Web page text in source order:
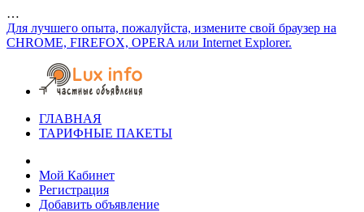
…
Для лучшего опыта, пожалуйста, измените свой браузер на
CHROME, FIREFOX, OPERA или Internet Explorer.
ГЛАВНАЯ
ТАРИФНЫЕ ПАКЕТЫ
Мой Кабинет
Регистрация
Добавить объявление